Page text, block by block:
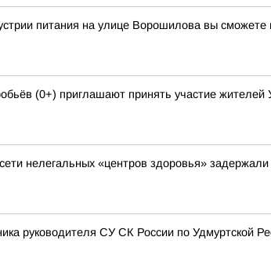
питания на улице Ворошилова вы сможете
(0+) приглашают принять участие жителей
нелегальных «центров здоровья»
руководителя СУ СК России по Удмуртской